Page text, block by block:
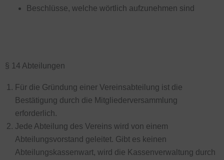
Beschlüsse, welche wörtlich aufzunehmen sind
§ 14 Abteilungen
Für die Gründung einer Vereinsabteilung ist die
Bestätigung durch die Mitgliederversammlung
erforderlich.
Jede Abteilung des Vereins wird von einem
Abteilungsvorstand geleitet. Gibt es keinen
Abteilungskassenwart, wird die Kassenverwaltung durch